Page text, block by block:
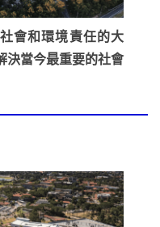
會和環境責任的大
決當今最重要的社會